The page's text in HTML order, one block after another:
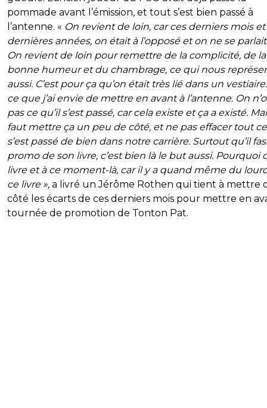
pommade avant l’émission, et tout s’est bien passé à
l’antenne. « On revient de loin, car ces derniers mois et
dernières années, on était à l’opposé et on ne se
On revient de loin pour remettre de la complicité, de la
bonne humeur et du chambrage, ce qui nous
aussi. C’est pour ça qu’on était très lié dans un vestiaire.
ce que j’ai envie de mettre en avant à l’antenne. On
pas ce qu’il s’est passé, car cela existe et ça a existé.
faut mettre ça un peu de côté, et ne pas effacer tout
s’est passé de bien dans notre carrière. Surtout qu’il
promo de son livre, c’est bien là le but aussi. Pourquoi
livre et à ce moment-là, car il y a quand même du
ce livre », a livré un Jérôme Rothen qui tient à mettre
côté les écarts de ces derniers mois pour mettre en
tournée de promotion de Tonton Pat.